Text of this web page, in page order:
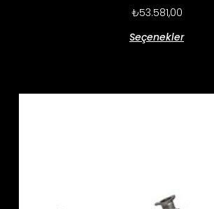
₺53.581,00
Seçenekler